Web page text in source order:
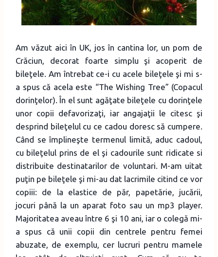
Am văzut aici în UK, jos în cantina lor, un pom de
Crăciun, decorat foarte simplu şi acoperit de
bileţele. Am întrebat ce-i cu acele bileţele şi mi s-
a spus că acela este “The Wishing Tree” (Copacul
dorinţelor). În el sunt agăţate bileţele cu dorinţele
unor copii defavorizaţi, iar angajaţii le citesc şi
desprind bileţelul cu ce cadou doresc să cumpere.
Când se împlineşte termenul limită, aduc cadoul,
cu bileţelul prins de el şi cadourile sunt ridicate si
distribuite destinatarilor de voluntari. M-am uitat
puţin pe bileţele şi mi-au dat lacrimile citind ce vor
copiii: de la elastice de păr, papetărie, jucării,
jocuri până la un aparat foto sau un mp3 player.
Majoritatea aveau între 6 şi 10 ani, iar o colegă mi-
a spus că unii copii din centrele pentru femei
abuzate, de exemplu, cer lucruri pentru mamele